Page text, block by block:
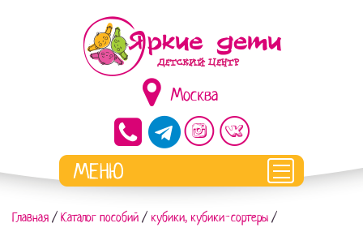
Москва
Главная / Каталог пособий / кубики, кубики-сортеры /